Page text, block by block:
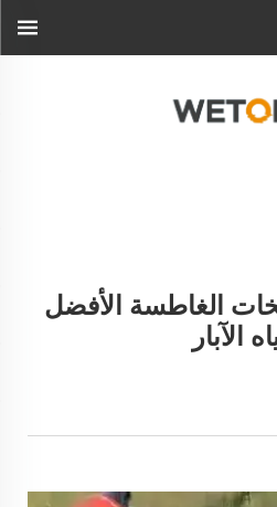
الغاطسة الأفضل
الآبار